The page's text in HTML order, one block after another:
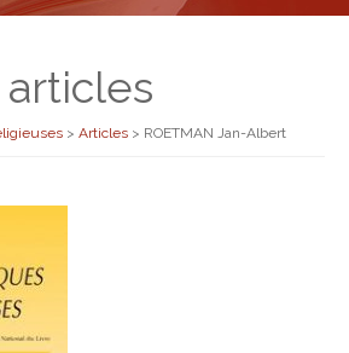
> Articles > ROETMAN Jan-Albert